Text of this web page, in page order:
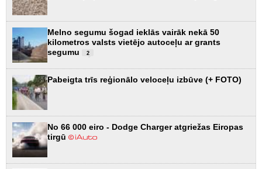
Melno segumu šogad ieklās vairāk nekā 50
kilometros valsts vietējo autoceļu ar grants
segumu
2
Pabeigta trīs reģionālo veloceļu izbūve (+ FOTO)
No 66 000 eiro - Dodge Charger atgriežas Eiropas
tirgū